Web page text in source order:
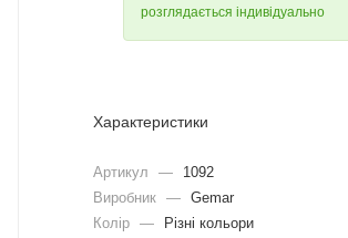
розглядається індивідуально
Характеристики
Артикул —
1092
Виробник — Gemar
Колір —
Різні кольори